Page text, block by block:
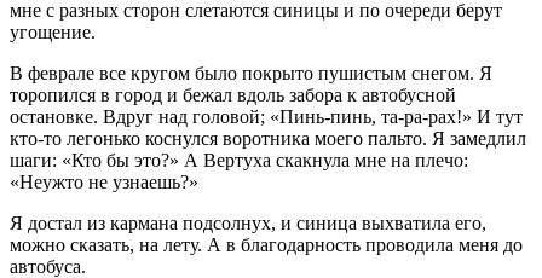
мне с разных сторон слетаются синицы и по очереди берут
угощение.
В феврале все кругом было покрыто пушистым снегом. Я
торопился в город и бежал вдоль забора к автобусной
остановке. Вдруг над головой; «Пинь-пинь, та-ра-рах!» И тут
кто-то легонько коснулся воротника моего пальто. Я замедлил
шаги: «Кто бы это?» А Вертуха скакнула мне на плечо:
«Неужто не узнаешь?»
Я достал из кармана подсолнух, и синица выхватила его,
можно сказать, на лету. А в благодарность проводила меня до
автобуса.